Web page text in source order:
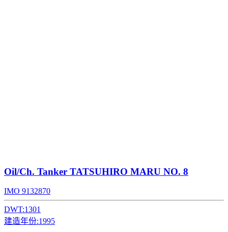
Oil/Ch. Tanker TATSUHIRO MARU NO. 8
IMO 9132870
DWT:1301
建造年份:1995